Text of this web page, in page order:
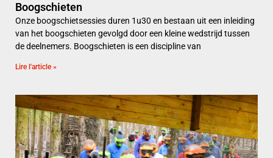
Boogschieten
Onze boogschietsessies duren 1u30 en bestaan uit een inleiding
van het boogschieten gevolgd door een kleine wedstrijd tussen
de deelnemers. Boogschieten is een discipline van
Lire l'article »